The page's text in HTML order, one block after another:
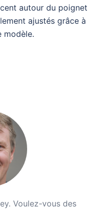
autour du poignet
ajustés grâce à
modèle.
Voulez-vous des